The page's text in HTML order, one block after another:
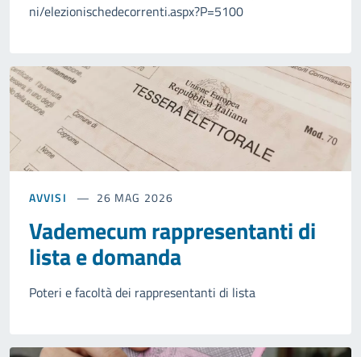
ni/elezionischedecorrenti.aspx?P=5100
AVVISI 26 MAG 2026
Vademecum rappresentanti di
lista e domanda
Poteri e facoltà dei rappresentanti di lista